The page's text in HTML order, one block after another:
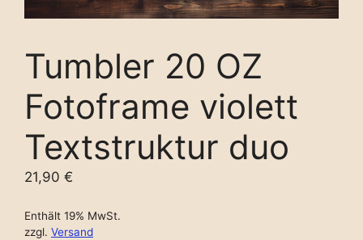
Tumbler 20 OZ
Fotoframe violett
Textstruktur duo
21,90 €
Enthält 19% MwSt.
zzgl. Versand